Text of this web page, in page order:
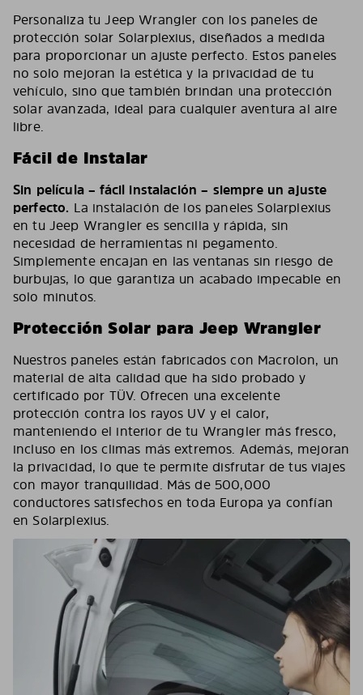
Personaliza tu Jeep Wrangler con los paneles de
protección solar Solarplexius, diseñados a medida
para proporcionar un ajuste perfecto. Estos paneles
no solo mejoran la estética y la privacidad de tu
vehículo, sino que también brindan una protección
solar avanzada, ideal para cualquier aventura al aire
libre.
Fácil de Instalar
Sin película – fácil instalación – siempre un ajuste
perfecto. La instalación de los paneles Solarplexius
en tu Jeep Wrangler es sencilla y rápida, sin
necesidad de herramientas ni pegamento.
Simplemente encajan en las ventanas sin riesgo de
burbujas, lo que garantiza un acabado impecable en
solo minutos.
Protección Solar para Jeep Wrangler
Nuestros paneles están fabricados con Macrolon, un
material de alta calidad que ha sido probado y
certificado por TÜV. Ofrecen una excelente
protección contra los rayos UV y el calor,
manteniendo el interior de tu Wrangler más fresco,
incluso en los climas más extremos. Además, mejoran
la privacidad, lo que te permite disfrutar de tus viajes
con mayor tranquilidad. Más de 500,000
conductores satisfechos en toda Europa ya confían
en Solarplexius.